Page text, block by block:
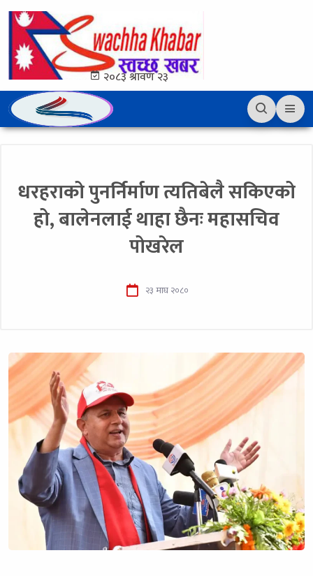
२०८३ श्रावण २३
धरहराको पुनर्निर्माण त्यतिबेलै सकिएको
हो, बालेनलाई थाहा छैनः महासचिव
पोखरेल
२३ माघ २०८०